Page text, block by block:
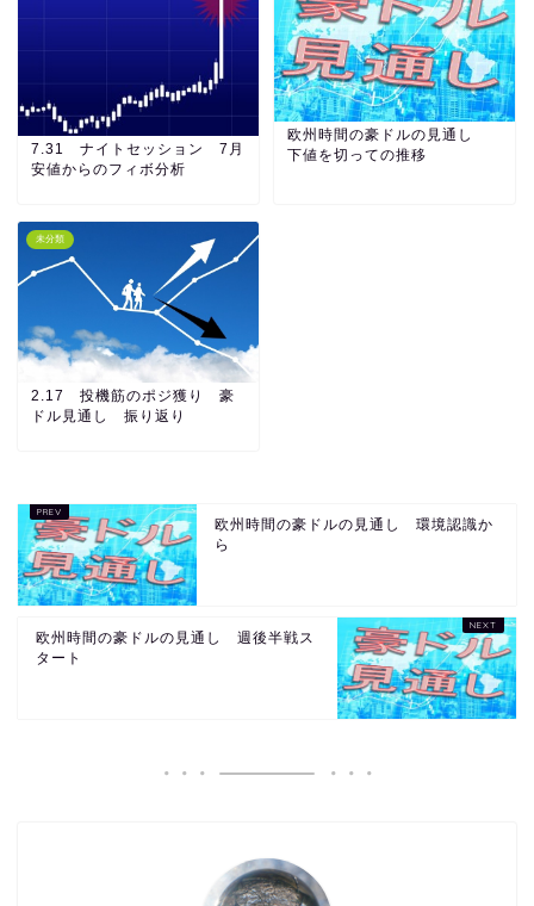
7.31 ナイトセッション 7月
安値からのフィボ分析
欧州時間の豪ドルの見通し
下値を切っての推移
未分類
2.17 投機筋のポジ獲り 豪
ドル見通し 振り返り
欧州時間の豪ドルの見通し 環境認識か
ら
欧州時間の豪ドルの見通し 週後半戦ス
タート